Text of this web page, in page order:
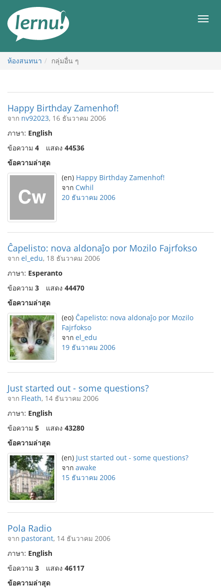
สารบัญ
เมนู
ห้องสนทนา กลุ่มอื่น ๆ
Happy Birthday Zamenhof!
จาก nv92023, 16 ธันวาคม 2006
ภาษา: English
ข้อความ 4 แสดง 44536
ข้อความล่าสุด
(en) Happy Birthday Zamenhof!
จาก Cwhil
20 ธันวาคม 2006
Ĉapelisto: nova aldonaĵo por Mozilo Fajrfokso
จาก el_edu, 18 ธันวาคม 2006
ภาษา: Esperanto
ข้อความ 3 แสดง 44470
ข้อความล่าสุด
(eo) Ĉapelisto: nova aldonaĵo por Mozilo
Fajrfokso
จาก el_edu
19 ธันวาคม 2006
Just started out - some questions?
จาก Fleath, 14 ธันวาคม 2006
ภาษา: English
ข้อความ 5 แสดง 43280
ข้อความล่าสุด
(en) Just started out - some questions?
จาก awake
15 ธันวาคม 2006
Pola Radio
จาก pastorant, 14 ธันวาคม 2006
ภาษา: English
ข้อความ 3 แสดง 46117
ข้อความล่าสุด